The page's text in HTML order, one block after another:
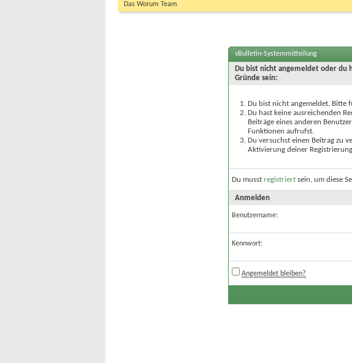
Das Worum Team
vBulletin-Systemmitteilung
Du bist nicht angemeldet oder du
Gründe sein:
Du bist nicht angemeldet. Bitte
Du hast keine ausreichenden
Beiträge eines anderen
Funktionen aufrufst.
Du versuchst einen Beitrag zu
Aktivierung deiner
Du musst registriert sein, um diese
Anmelden
Benutzername:
Kennwort:
Angemeldet bleiben?